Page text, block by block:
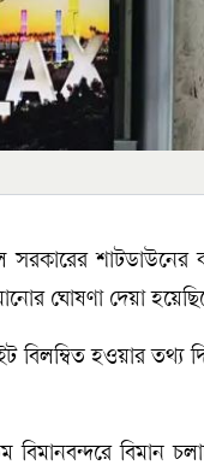
সরকারের শাটডাউনের
ঘোষণা দেয়া
বিলম্বিত হওয়ার তথ্য
বিমান